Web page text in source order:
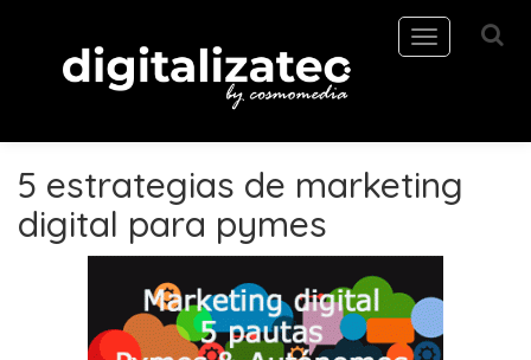
Toggle
navigation
5 estrategias de marketing
digital para pymes